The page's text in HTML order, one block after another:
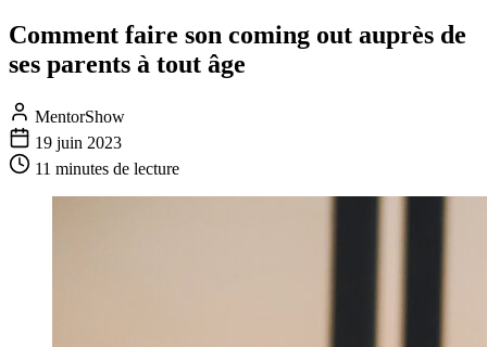
Comment faire son coming out auprès de
ses parents à tout âge
MentorShow
19 juin 2023
11 minutes de lecture